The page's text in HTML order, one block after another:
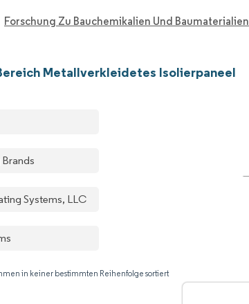
Forschung Zu Bauchemikalien Und Baumaterialien
Metallverkleidetes Isolierpaneel
Systems, LLC
in keiner bestimmten Reihenfolge sortiert